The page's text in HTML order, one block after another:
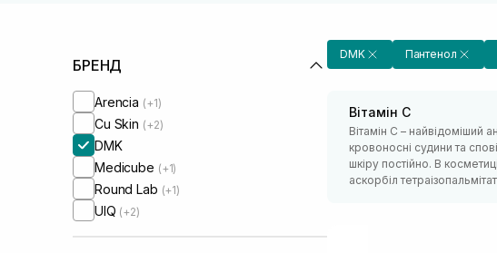
БРЕНД
Arencia (+1)
Cu Skin (+2)
DMK
Medicube (+1)
Round Lab (+1)
UIQ (+2)
DMK Пантенол
Вітамін С
Вітамін С – найвідоміший
кровоносні судини та
шкіру постійно. В
аскорбіл